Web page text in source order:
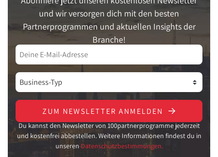
und wir versorgen dich mit den besten
Partnerprogrammen und aktuellen Insights der
Branche!
ZUM NEWSLETTER ANMELDEN
Du kannst den Newsletter von 100partnerprogramme jederzeit
und kostenfrei abbestellen. Weitere Informationen findest du in
unseren Datenschutzbestimmungen.